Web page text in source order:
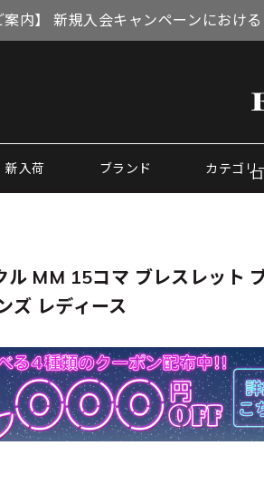
案内】 新規入会キャンペーンにおけ
新入荷 ブランド カテゴリ
ル MM 15コマ ブレスレット
ズ レディース